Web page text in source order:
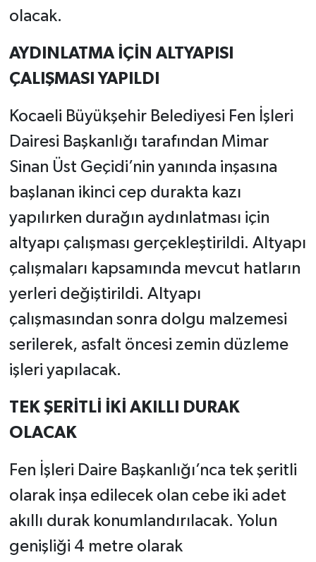
olacak.
AYDINLATMA İÇİN ALTYAPISI
ÇALIŞMASI YAPILDI
Kocaeli Büyükşehir Belediyesi Fen İşleri
Dairesi Başkanlığı tarafından Mimar
Sinan Üst Geçidi’nin yanında inşasına
başlanan ikinci cep durakta kazı
yapılırken durağın aydınlatması için
altyapı çalışması gerçekleştirildi. Altyapı
çalışmaları kapsamında mevcut hatların
yerleri değiştirildi. Altyapı
çalışmasından sonra dolgu malzemesi
serilerek, asfalt öncesi zemin düzleme
işleri yapılacak.
TEK ŞERİTLİ İKİ AKILLI DURAK
OLACAK
Fen İşleri Daire Başkanlığı’nca tek şeritli
olarak inşa edilecek olan cebe iki adet
akıllı durak konumlandırılacak. Yolun
genişliği 4 metre olarak